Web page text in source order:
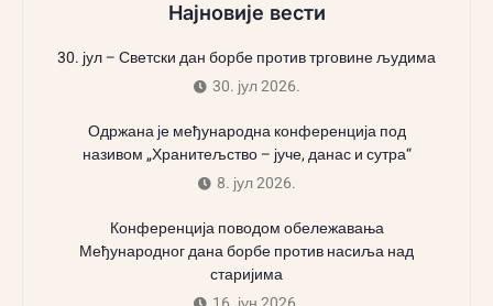
Најновије вести
30. јул – Светски дан борбе против трговине људима
30. јул 2026.
Одржана је међународна конференција под
називом „Хранитељство – јуче, данас и сутра“
8. јул 2026.
Конференција поводом обележавања
Међународног дана борбе против насиља над
старијима